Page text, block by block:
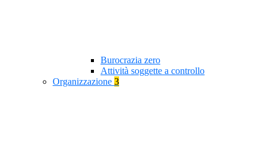
Burocrazia zero
Attività soggette a controllo
Organizzazione 3